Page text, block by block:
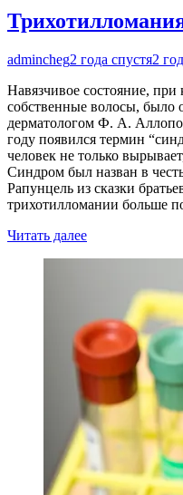
admincheg2 года спустя2
Навязчивое состояние,
собственные волосы, было
дерматологом Ф. А.
году появился термин
человек не только
Синдром был назван в
Рапунцель из сказки
трихотилломании больше
Читать далее